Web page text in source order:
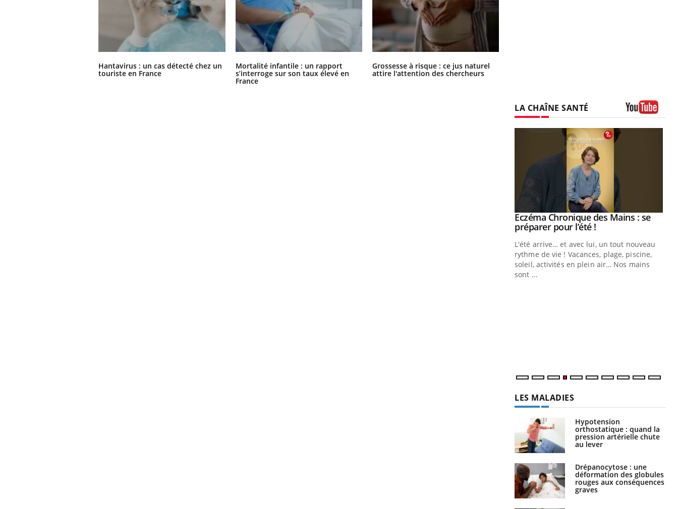
Hantavirus : un cas détecté chez un
touriste en France
Mortalité infantile : un rapport
s’interroge sur son taux élevé en
France
Grossesse à risque : ce jus naturel
attire l'attention des chercheurs
LA CHAÎNE SANTÉ
Youtube
Eczéma Chronique des Mains : se
préparer pour l’été !Youtube
L'été arrive… et avec lui, un tout nouveau
rythme de vie ! Vacances, plage, piscine,
soleil, activités en plein air… Nos mains
sont ...
LES MALADIES
Hypotension
orthostatique : quand la
pression artérielle chute
au lever
Drépanocytose : une
déformation des globules
rouges aux conséquences
graves